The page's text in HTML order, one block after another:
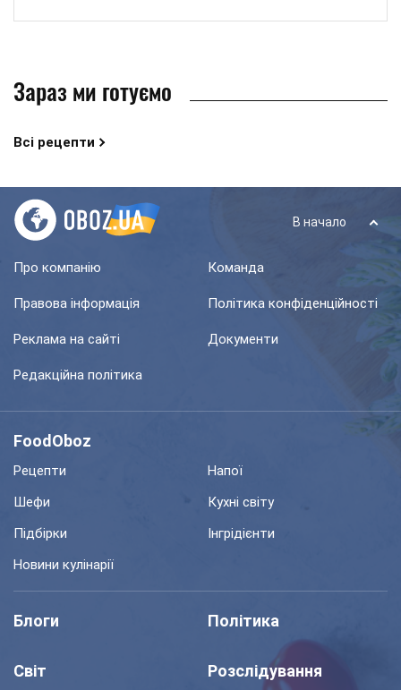
Зараз ми готуємо
Всі рецепти
В начало
Про компанію Команда
Правова інформація Політика конфіденційності
Реклама на сайті Документи
Редакційна політика
FoodOboz
Рецепти
Напої
Шефи
Кухні світу
Підбірки
Інгрідієнти
Новини кулінарії
Блоги Політика
Світ Розслідування